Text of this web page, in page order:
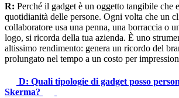
R: Perché il gadget è un oggetto tangibile che
quotidianità delle persone. Ogni volta che un
collaboratore usa una penna, una borraccia o
logo, si ricorda della tua azienda. È uno
altissimo rendimento: genera un ricordo del
prolungato nel tempo a un costo per
D: Quali tipologie di gadget posso
Skerma?